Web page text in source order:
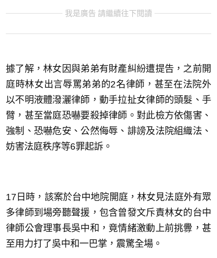
我是廣告 請繼續往下閱讀
據了解，林女因與弟弟有財產糾紛遭提告，之前開
庭時林女出言辱罵弟弟的2名律師，甚至在法院外
以不明液體潑灑律師，動手拉扯女律師的頭髮、手
臂，甚至當庭恐嚇要殺掉律師。對此檢方依傷害、
強制、恐嚇危安、公然侮辱、誹謗及法院組織法、
妨害法庭秩序等6罪起訴。
17日時，該案於台中地院開庭，林女見法庭外有眾
多律師到場旁聽聲援，包含曾發文斥責林女的台中
律師公會理事長吳中和，竟情緒激動上前挑釁，甚
至用力打了吳中和一巴掌，震驚全場。